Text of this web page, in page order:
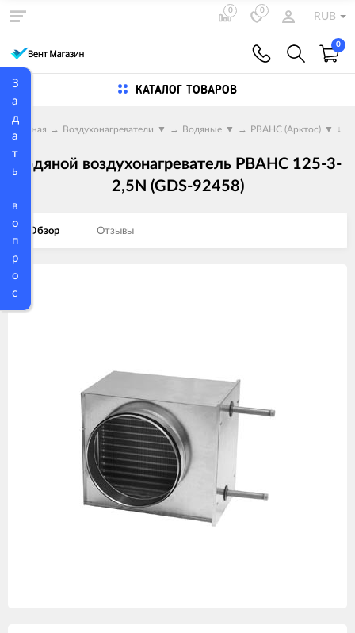
З
а
д
а
т
ь
в
о
п
р
о
с
0 0
RUB
0
КАТАЛОГ ТОВАРОВ
Главная → Воздухонагреватели ▼ → Водяные ▼ → PBAHC (Арктос) ▼ ↓
Водяной воздухонагреватель PBAHC 125-3-
2,5N (GDS-92458)
Обзор Отзывы
Изображения
товаров